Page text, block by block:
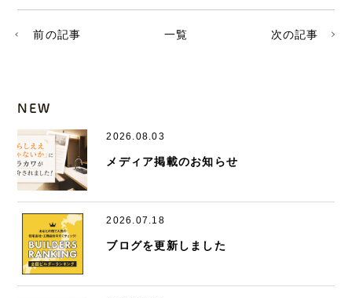
前の記事 一覧 次の記事
NEW
2026.08.03
メディア掲載のお知らせ
2026.07.18
ブログを更新しました